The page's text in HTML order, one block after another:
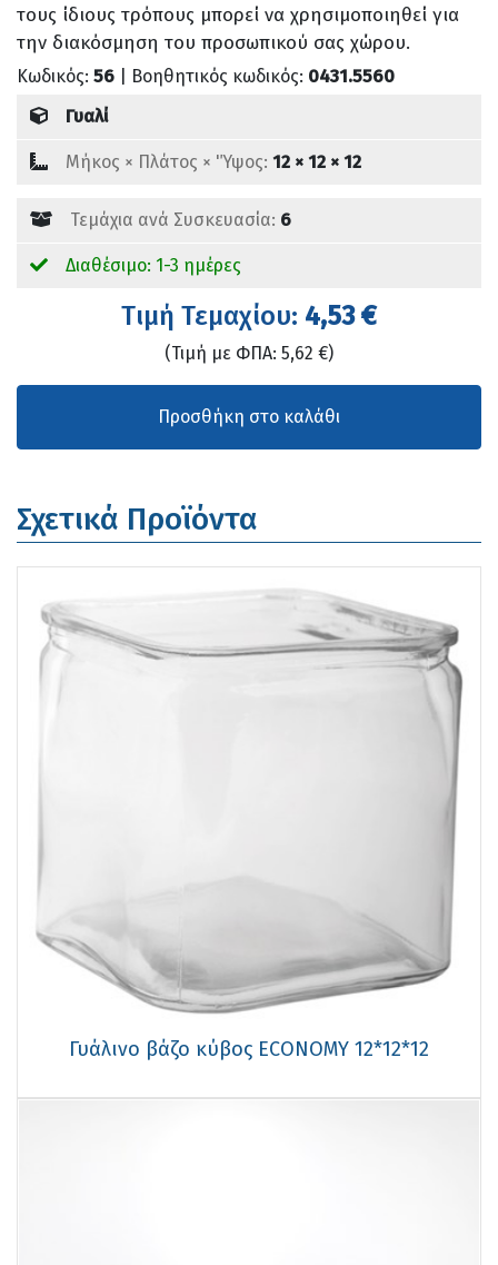
τους ίδιους τρόπους μπορεί να χρησιμοποιηθεί για
την διακόσμηση του προσωπικού σας χώρου.
Κωδικός: 56 | Βοηθητικός κωδικός: 0431.5560
Γυαλί
Mήκος × Πλάτος × 'Ύψος: 12 × 12 × 12
Τεμάχια ανά Συσκευασία: 6
Διαθέσιμο: 1-3 ημέρες
Tιμή Τεμαχίου: 4,53 €
(Τιμή με ΦΠΑ: 5,62 €)
Σχετικά Προϊόντα
Γυάλινο βάζο κύβος ECONOMY 12*12*12